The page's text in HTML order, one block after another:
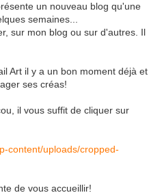
un nouveau blog qu'une
semaines...
sur mon blog ou sur d'autres. Il
Art il y a un bon moment déjà et
ses créas!
il vous suffit de cliquer sur
de vous accueillir!